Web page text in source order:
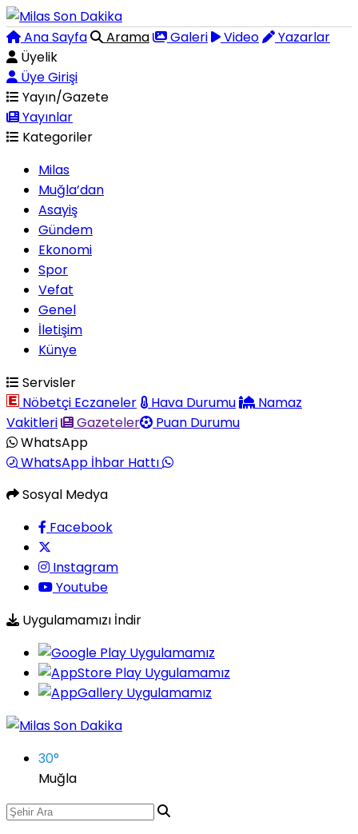
Ana Sayfa Arama Galeri Video
Yazarlar
Üyelik
Üye Girişi
Yayın/Gazete
Yayınlar
Kategoriler
Milas
Muğla’dan
Asayiş
Gündem
Ekonomi
Spor
Vefat
Genel
İletişim
Künye
Servisler
Nöbetçi Eczaneler
Hava Durumu
Namaz
Vakitleri
Gazeteler
Puan Durumu
WhatsApp
WhatsApp İhbar Hattı
Sosyal Medya
Facebook
Instagram
Youtube
Uygulamamızı İndir
30°
Muğla